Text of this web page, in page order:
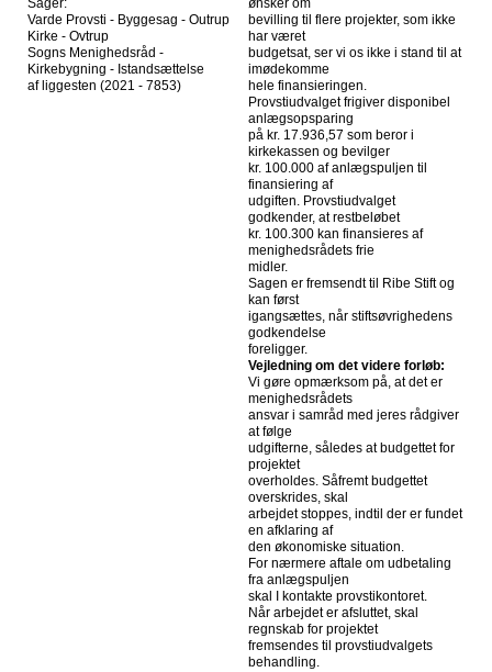
Sager:
Varde Provsti - Byggesag - Outrup
Kirke - Ovtrup
Sogns Menighedsråd -
Kirkebygning - Istandsættelse
af liggesten (2021 - 7853)
ønsker om
bevilling til flere projekter, som ikke
har været
budgetsat, ser vi os ikke i stand til at
imødekomme
hele finansieringen.
Provstiudvalget frigiver disponibel
anlægsopsparing
på kr. 17.936,57 som beror i
kirkekassen og bevilger
kr. 100.000 af anlægspuljen til
finansiering af
udgiften. Provstiudvalget
godkender, at restbeløbet
kr. 100.300 kan finansieres af
menighedsrådets frie
midler.
Sagen er fremsendt til Ribe Stift og
kan først
igangsættes, når stiftsøvrighedens
godkendelse
foreligger.
Vejledning om det videre forløb:
Vi gøre opmærksom på, at det er
menighedsrådets
ansvar i samråd med jeres rådgiver
at følge
udgifterne, således at budgettet for
projektet
overholdes. Såfremt budgettet
overskrides, skal
arbejdet stoppes, indtil der er fundet
en afklaring af
den økonomiske situation.
For nærmere aftale om udbetaling
fra anlægspuljen
skal I kontakte provstikontoret.
Når arbejdet er afsluttet, skal
regnskab for projektet
fremsendes til provstiudvalgets
behandling.